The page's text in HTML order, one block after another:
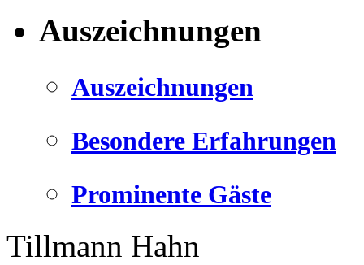
Auszeichnungen
Auszeichnungen
Besondere Erfahrungen
Prominente Gäste
Tillmann Hahn